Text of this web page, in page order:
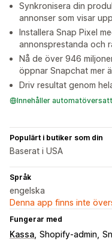
Synkronisera din
annonser som visar
Installera Snap Pixel
annonsprestanda och
Nå de över 946
öppnar Snapchat mer
Driv resultat genom
Innehåller
Populärt i butiker som din
Baserat i USA
Språk
engelska
Denna app finns inte
Fungerar med
Kassa Shopify-admin